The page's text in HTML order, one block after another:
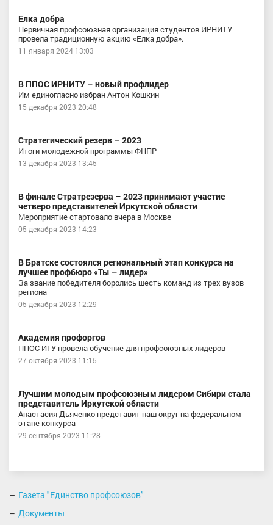
Елка добра
Первичная профсоюзная организация студентов ИРНИТУ
провела традиционную акцию «Елка добра».
11 января 2024 13:03
В ППОС ИРНИТУ – новый профлидер
Им единогласно избран Антон Кошкин
15 декабря 2023 20:48
Стратегический резерв – 2023
Итоги молодежной программы ФНПР
13 декабря 2023 13:45
В финале Стратрезерва – 2023 принимают участие
четверо представителей Иркутской области
Мероприятие стартовало вчера в Москве
05 декабря 2023 14:23
В Братске состоялся региональный этап конкурса на
лучшее профбюро «Ты – лидер»
За звание победителя боролись шесть команд из трех вузов
региона
05 декабря 2023 12:29
Академия профоргов
ППОС ИГУ провела обучение для профсоюзных лидеров
27 октября 2023 11:15
Лучшим молодым профсоюзным лидером Сибири стала
представитель Иркутской области
Анастасия Дьяченко представит наш округ на федеральном
этапе конкурса
29 сентября 2023 11:28
Газета "Единство профсоюзов"
Документы